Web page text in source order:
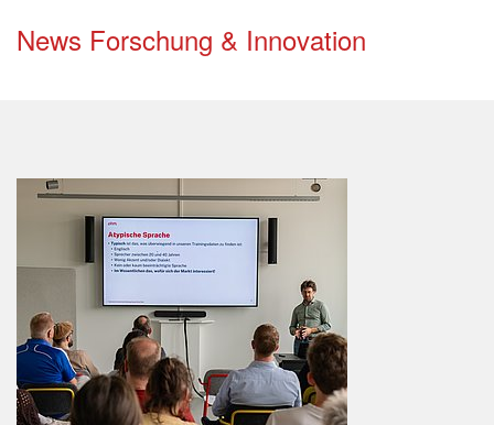
News Forschung & Innovation